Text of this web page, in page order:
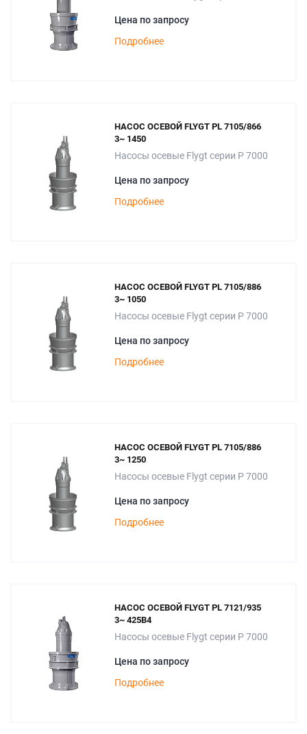
Цена по запросу
Подробнее
НАСОС ОСЕВОЙ FLYGT PL 7105/866
3~ 1450
Насосы осевые Flygt серии P 7000
Цена по запросу
Подробнее
НАСОС ОСЕВОЙ FLYGT PL 7105/886
3~ 1050
Насосы осевые Flygt серии P 7000
Цена по запросу
Подробнее
НАСОС ОСЕВОЙ FLYGT PL 7105/886
3~ 1250
Насосы осевые Flygt серии P 7000
Цена по запросу
Подробнее
НАСОС ОСЕВОЙ FLYGT PL 7121/935
3~ 425B4
Насосы осевые Flygt серии P 7000
Цена по запросу
Подробнее